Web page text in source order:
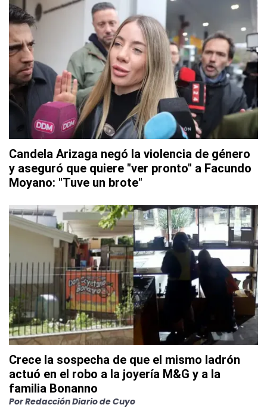
Candela Arizaga negó la violencia de género
y aseguró que quiere "ver pronto" a Facundo
Moyano: "Tuve un brote"
Crece la sospecha de que el mismo ladrón
actuó en el robo a la joyería M&G y a la
familia Bonanno
PorRedacción Diario de Cuyo